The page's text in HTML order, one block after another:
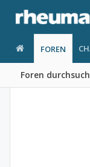
FOREN
Foren